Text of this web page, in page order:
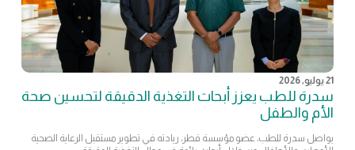
21 يوليو, 2026
سدرة للطب يعزز أبحاث التغذية الدقيقة لتحسين صحة
الأم والطفل
يواصل سدرة للطب، عضو مؤسسة قطر، ريادته في تطوير مستقبل الرعاية الصحية